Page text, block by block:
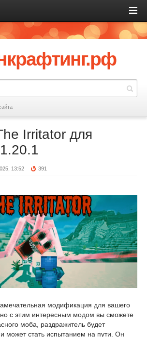
Irritator для
13:52 391
модификация для вашего
с этим интересным модом вы сможете
моба, раздражитель будет
может стать испытанием на пути. Он